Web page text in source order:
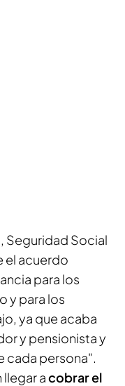
Seguridad Social
el acuerdo
para los
y para los
ya que acaba
y pensionista y
cada persona".
acobrar el